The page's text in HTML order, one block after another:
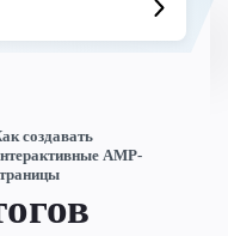
создавать
AMP-